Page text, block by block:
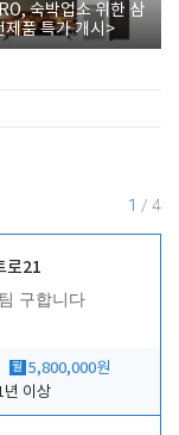
숙박업소 위한 삼
제품 특가 개시>
1 / 4
로21
구합니다
월 5,800,000원
년 이상